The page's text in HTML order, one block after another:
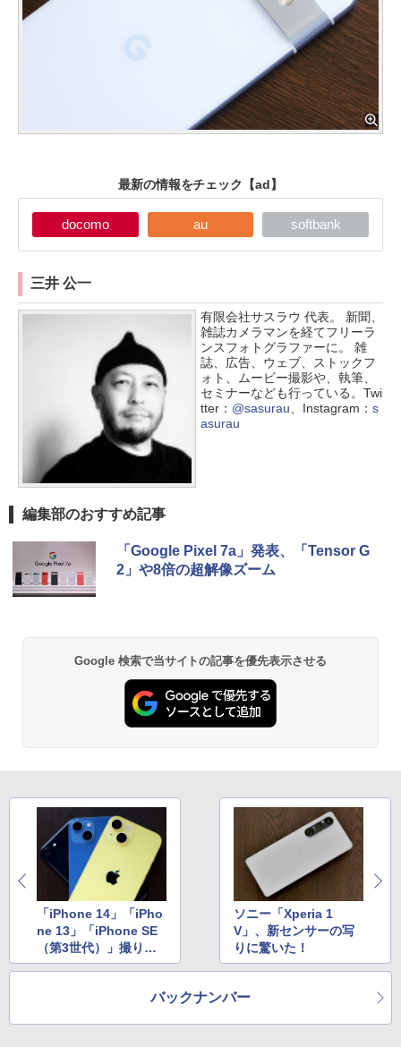
最新の情報をチェック 【ad】
docomo au softbank
三井 公一
有限会社サスラウ 代表。 新聞、
雑誌カメラマンを経てフリーラ
ンスフォトグラファーに。 雑
誌、広告、ウェブ、ストックフ
ォト、ムービー撮影や、執筆、
セミナーなども行っている。Twi
tter： @sasurau、Instagram： s
asurau
編集部のおすすめ記事
「Google Pixel 7a」発表、「Tensor G
2」や8倍の超解像ズーム
Google 検索で当サイトの記事を優先表示させる
「iPhone 14」「iPho
ne 13」「iPhone SE
（第3世代）」撮り比
べ！ オススメの機種
ソニー「Xperia 1
V」、新センサーの写
りに驚いた！
バックナンバー